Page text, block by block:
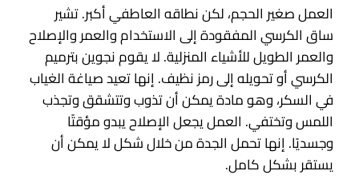
العمل صغير الحجم، لكن نطاقه العاطفي أكبر. تشير
ساق الكرسي المفقودة إلى الاستخدام والعمر والإصلاح
والعمر الطويل للأشياء المنزلية. لا يقوم نجوين بترميم
الكرسي أو تحويله إلى رمز نظيف. إنها تعيد صياغة الغياب
في السكر، وهو مادة يمكن أن تذوب وتتشقق وتجذب
اللمس وتختفي. العمل يجعل الإصلاح يبدو مؤقتًا
وجسديًا. إنها تحمل الجدة من خلال شكل لا يمكن أن
يستقر بشكل كامل.